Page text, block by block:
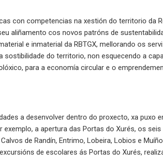
con competencias na xestión do territorio da
aliñamento cos novos patróns de
e inmaterial da RBTGX, mellorando os
do territorio, non esquecendo a
para a economía circular e o
a desenvolver dentro do proxecto, xa puxo
a apertura das Portas do Xurés, os
de Randín, Entrimo, Lobeira, Lobios e
de escolares ás Portas do Xurés,